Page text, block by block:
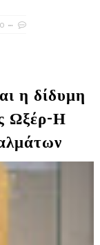
η δίδυμη
Ωξέρ-Η